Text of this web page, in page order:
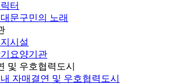
터
문구민의 노래
시설
요양기관
및 우호협력도시
자매결연 및 우호협력도시